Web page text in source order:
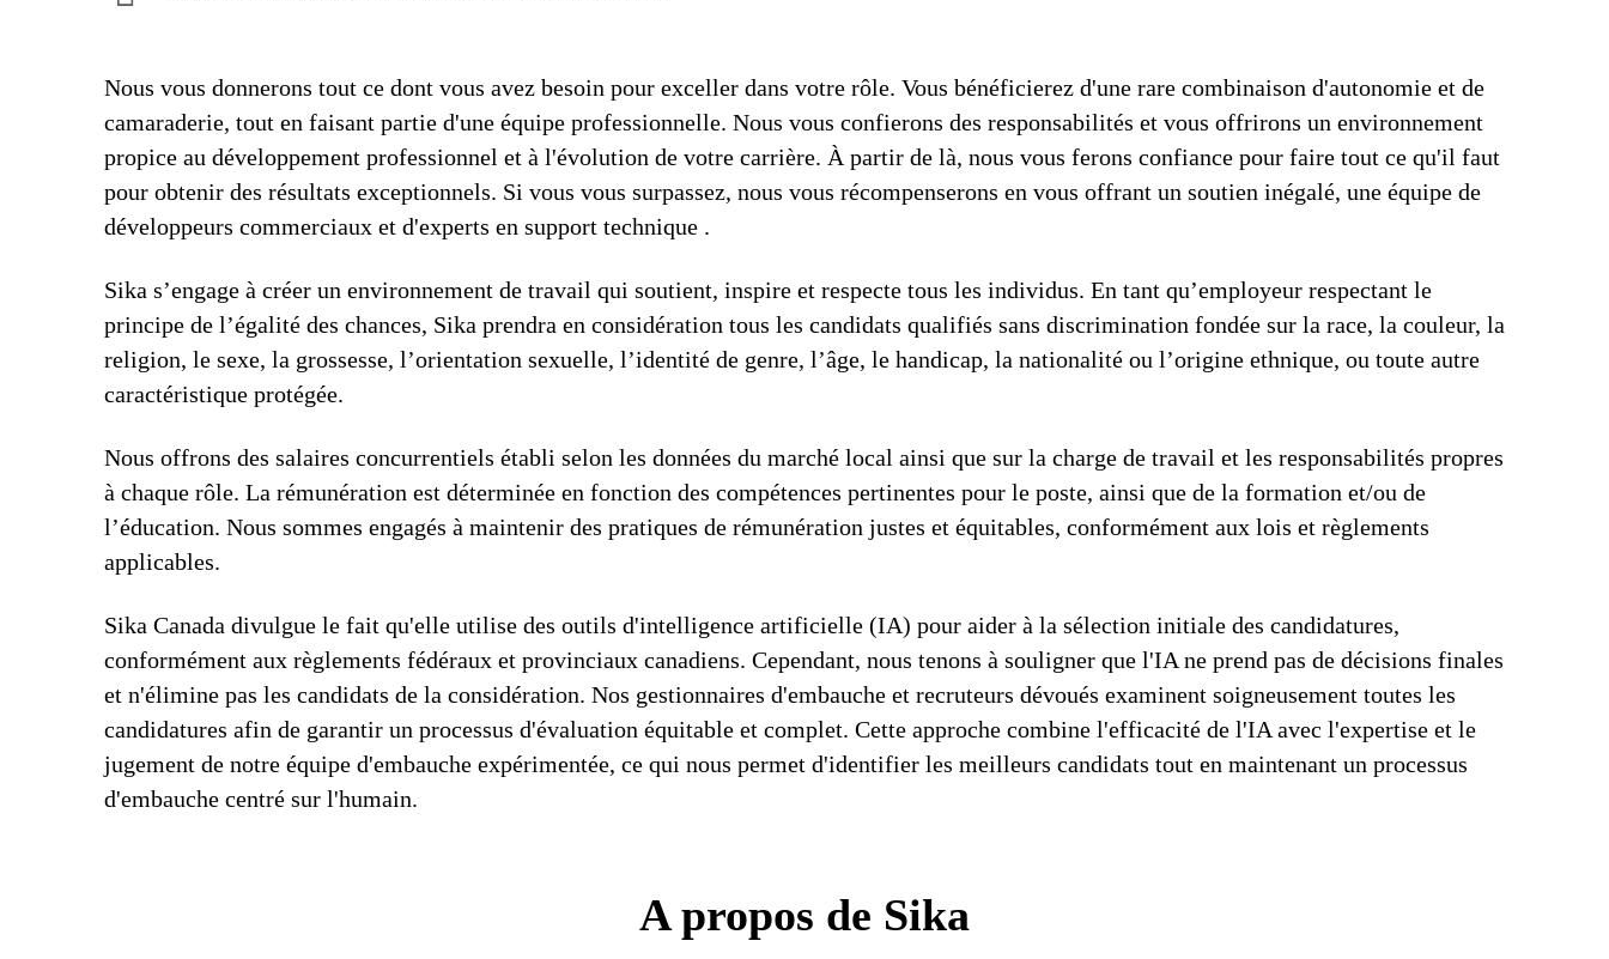
Nous vous donnerons tout ce dont vous avez besoin pour exceller dans votre rôle. Vous bénéficierez d'une rare combinaison d'autonomie et de
camaraderie, tout en faisant partie d'une équipe professionnelle. Nous vous confierons des responsabilités et vous offrirons un environnement
propice au développement professionnel et à l'évolution de votre carrière. À partir de là, nous vous ferons confiance pour faire tout ce qu'il faut
pour obtenir des résultats exceptionnels. Si vous vous surpassez, nous vous récompenserons en vous offrant un soutien inégalé, une équipe de
développeurs commerciaux et d'experts en support technique .
Sika s’engage à créer un environnement de travail qui soutient, inspire et respecte tous les individus. En tant qu’employeur respectant le
principe de l’égalité des chances, Sika prendra en considération tous les candidats qualifiés sans discrimination fondée sur la race, la couleur, la
religion, le sexe, la grossesse, l’orientation sexuelle, l’identité de genre, l’âge, le handicap, la nationalité ou l’origine ethnique, ou toute autre
caractéristique protégée.
Nous offrons des salaires concurrentiels établi selon les données du marché local ainsi que sur la charge de travail et les responsabilités propres
à chaque rôle. La rémunération est déterminée en fonction des compétences pertinentes pour le poste, ainsi que de la formation et/ou de
l’éducation. Nous sommes engagés à maintenir des pratiques de rémunération justes et équitables, conformément aux lois et règlements
applicables.
Sika Canada divulgue le fait qu'elle utilise des outils d'intelligence artificielle (IA) pour aider à la sélection initiale des candidatures,
conformément aux règlements fédéraux et provinciaux canadiens. Cependant, nous tenons à souligner que l'IA ne prend pas de décisions finales
et n'élimine pas les candidats de la considération. Nos gestionnaires d'embauche et recruteurs dévoués examinent soigneusement toutes les
candidatures afin de garantir un processus d'évaluation équitable et complet. Cette approche combine l'efficacité de l'IA avec l'expertise et le
jugement de notre équipe d'embauche expérimentée, ce qui nous permet d'identifier les meilleurs candidats tout en maintenant un processus
d'embauche centré sur l'humain.
A propos de Sika